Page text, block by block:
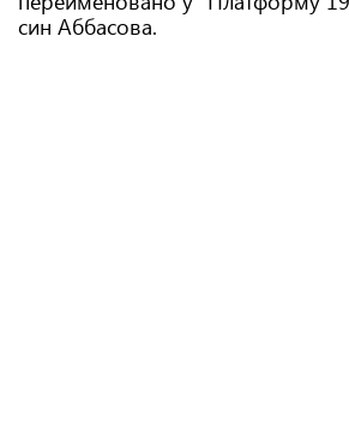
син Аббасова.